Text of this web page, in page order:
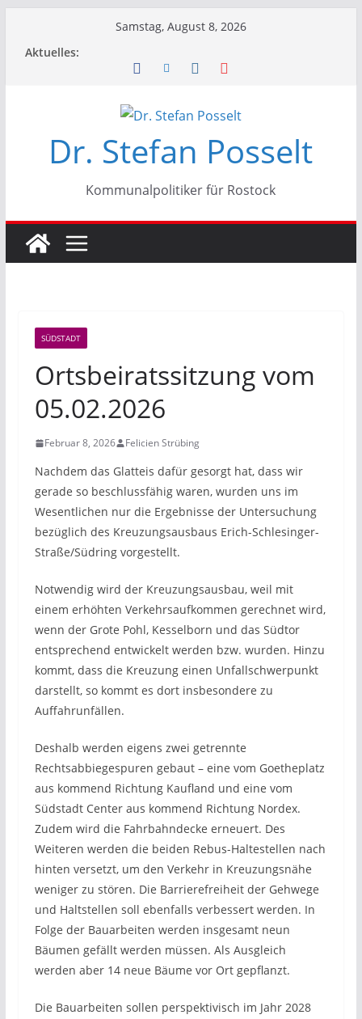
Samstag, August 8, 2026
Aktuelles:
Dr. Stefan Posselt
Kommunalpolitiker für Rostock
SÜDSTADT
Ortsbeiratssitzung vom
05.02.2026
Februar 8, 2026 Felicien Strübing
Nachdem das Glatteis dafür gesorgt hat, dass wir
gerade so beschlussfähig waren, wurden uns im
Wesentlichen nur die Ergebnisse der Untersuchung
bezüglich des Kreuzungsausbaus Erich-Schlesinger-
Straße/Südring vorgestellt.
Notwendig wird der Kreuzungsausbau, weil mit
einem erhöhten Verkehrsaufkommen gerechnet wird,
wenn der Grote Pohl, Kesselborn und das Südtor
entsprechend entwickelt werden bzw. wurden. Hinzu
kommt, dass die Kreuzung einen Unfallschwerpunkt
darstellt, so kommt es dort insbesondere zu
Auffahrunfällen.
Deshalb werden eigens zwei getrennte
Rechtsabbiegespuren gebaut – eine vom Goetheplatz
aus kommend Richtung Kaufland und eine vom
Südstadt Center aus kommend Richtung Nordex.
Zudem wird die Fahrbahndecke erneuert. Des
Weiteren werden die beiden Rebus-Haltestellen nach
hinten versetzt, um den Verkehr in Kreuzungsnähe
weniger zu stören. Die Barrierefreiheit der Gehwege
und Haltstellen soll ebenfalls verbessert werden. In
Folge der Bauarbeiten werden insgesamt neun
Bäumen gefällt werden müssen. Als Ausgleich
werden aber 14 neue Bäume vor Ort gepflanzt.
Die Bauarbeiten sollen perspektivisch im Jahr 2028